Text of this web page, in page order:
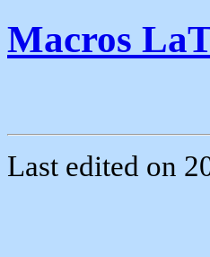
Macros
Last edited on